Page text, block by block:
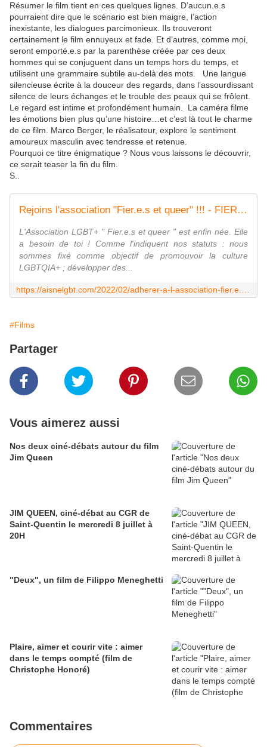
Résumer le film tient en ces quelques lignes. D’aucun.e.s
pourraient dire que le scénario est bien maigre, l’action
inexistante, les dialogues parcimonieux. Ils trouveront
certainement le film ennuyeux et fade. Et d’autres, comme moi,
seront emporté.e.s par la parenthèse créée par ces deux
hommes qui se conjuguent dans un temps hors du temps, et
utilisent une grammaire subtile au-delà des mots. Une langue
silencieuse écrite à la douceur des regards, dans l’assourdissant
silence de leurs échanges et le trouble des peaux qui se frôlent.
Le regard est intime et profondément humain. La caméra filme
les émotions bien plus qu’une histoire…et c’est là tout le charme
de ce film. Marco Berger, le réalisateur, explore le sentiment
amoureux masculin avec tendresse et retenue.
Pourquoi ce titre énigmatique ? Nous vous laissons le découvrir,
ce serait teaser la fin du film.
S..
Rejoins l'association "Fier.e.s et queer" !!! - FIER.E.S ET QUEER
L'Association LGBT+ " Fier.e.s et queer " est enfin née. Elle
a besoin de toi ! Comme l'indiquent nos statuts : nous
sommes fixé comme objectif de promouvoir la culture
LGBTQIA+ ; développer des...
#Films
Partager
Vous aimerez aussi
Nos deux ciné-débats autour du film
Jim Queen
JIM QUEEN, ciné-débat au CGR de
Saint-Quentin le mercredi 8 juillet à
20H
"Deux", un film de Filippo Meneghetti
Plaire, aimer et courir vite : aimer
dans le temps compté (film de
Christophe Honoré)
Commentaires